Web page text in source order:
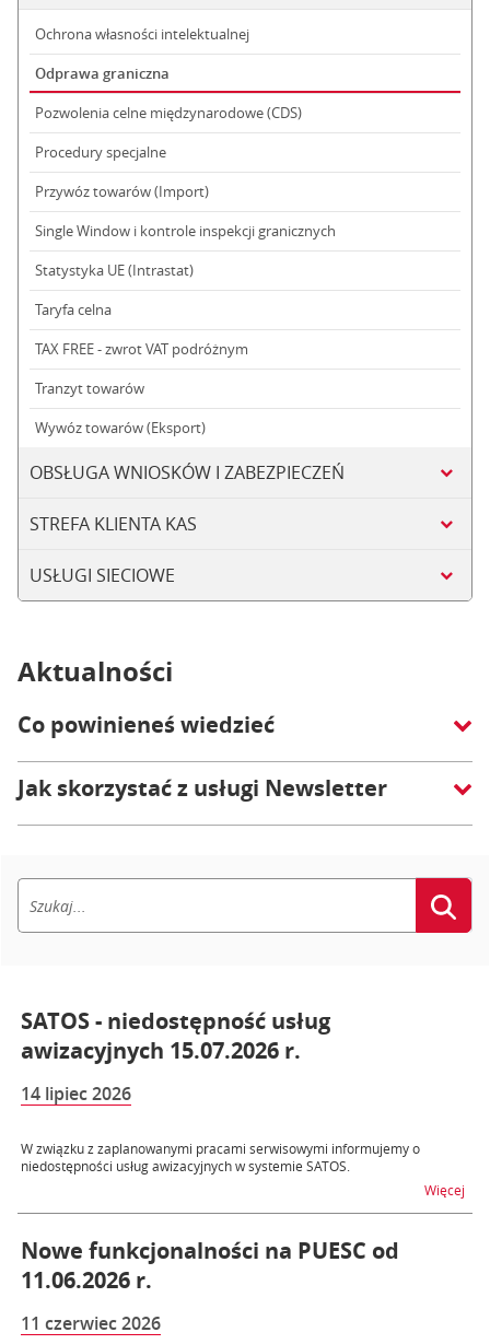
Ochrona własności intelektualnej
Odprawa graniczna
Pozwolenia celne międzynarodowe (CDS)
Procedury specjalne
Przywóz towarów (Import)
Single Window i kontrole inspekcji granicznych
Statystyka UE (Intrastat)
Taryfa celna
TAX FREE - zwrot VAT podróżnym
Tranzyt towarów
Wywóz towarów (Eksport)
OBSŁUGA WNIOSKÓW I ZABEZPIECZEŃ
STREFA KLIENTA KAS
USŁUGI SIECIOWE
Aktualności
Co powinieneś wiedzieć
Jak skorzystać z usługi Newsletter
SATOS - niedostępność usług
awizacyjnych 15.07.2026 r.
14 lipiec 2026
W związku z zaplanowanymi pracami serwisowymi informujemy o
niedostępności usług awizacyjnych w systemie SATOS.
Więcej
Nowe funkcjonalności na PUESC od
11.06.2026 r.
11 czerwiec 2026